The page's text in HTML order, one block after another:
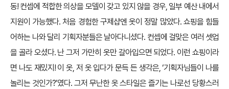
동! 컨셉에 적합한 의상을 모델이 갖고 있지 않을 경우, 일부 예산 내에서
지원이 가능했다. 처음 경험한 구제샵엔 옷이 정말 많았다. 쇼핑을 힘들
어하는 나와 달리 기획자분들은 날아다니셨다. 컨셉에 걸맞은 여러 셋업
을 골라 오셨다. 난 그저 가만히 옷만 갈아입으면 되었다. 이런 쇼핑이라
면 나도 재밌지! 이 옷, 저 옷 입다가 문득 든 생각은, ‘기획자님들이 나를
놀리는 것인가?’였다. 그저 무난한 옷 스타일은 즐기는 나로선 당황스러